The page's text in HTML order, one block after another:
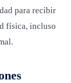
para recibir
física, incluso